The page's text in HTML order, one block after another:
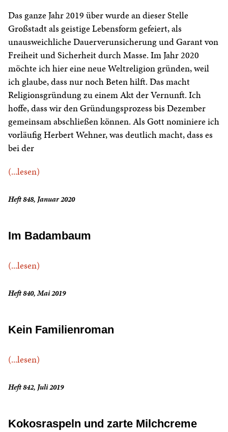
Das ganze Jahr 2019 über wurde an dieser Stelle
Großstadt als geistige Lebensform gefeiert, als
unausweichliche Dauerverunsicherung und Garant von
Freiheit und Sicherheit durch Masse. Im Jahr 2020
möchte ich hier eine neue Weltreligion gründen, weil
ich glaube, dass nur noch Beten hilft. Das macht
Religionsgründung zu einem Akt der Vernunft. Ich
hoffe, dass wir den Gründungsprozess bis Dezember
gemeinsam abschließen können. Als Gott nominiere ich
vorläufig Herbert Wehner, was deutlich macht, dass es
bei der
(...lesen)
Heft 848, Januar 2020
Im Badambaum
(...lesen)
Heft 840, Mai 2019
Kein Familienroman
(...lesen)
Heft 842, Juli 2019
Kokosraspeln und zarte Milchcreme